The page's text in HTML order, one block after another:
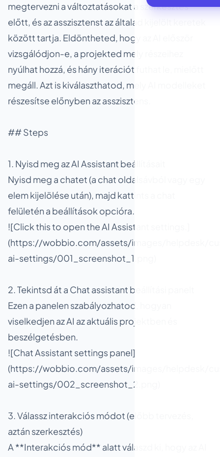
megtervezni a változtatásokat a szerkesztés
előtt, és az asszisztenst az általad kijelölt keretek
között tartja. Eldöntheted, hogy az AI először
vizsgálódjon-e, a projekted mely részeihez
nyúlhat hozzá, és hány iterációt futhat le, mielőtt
megáll. Azt is kiválaszthatod, mely AI modelleket
részesítse előnyben az asszisztens.
## Steps
1. Nyisd meg az AI Assistant beállításait
Nyisd meg a chatet (a chat oldalsávból vagy egy
elem kijelölése után), majd kattints a chat
felületén a beállítások opcióra.
![Click this to open the AI Assistant settings.]
(https://wobbio.com/assets/images/helpdesk/
ai-settings/001_screenshot_1.png)
2. Tekintsd át a Chat assistant beállítási panelt
Ezen a panelen szabályozhatod, hogyan
viselkedjen az AI az aktuális projektben és
beszélgetésben.
![Chat Assistant settings panel]
(https://wobbio.com/assets/images/helpdesk/
ai-settings/002_screenshot_2.png)
3. Válassz interakciós módot (előbb tervezés,
aztán szerkesztés)
A **Interakciós mód** alatt válaszd ki, hogy az AI